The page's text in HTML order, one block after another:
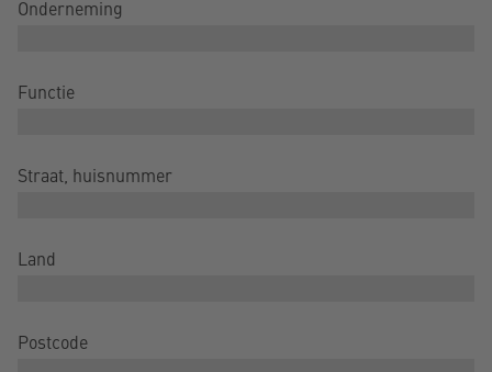
Onderneming
Functie
Straat, huisnummer
Land
Postcode